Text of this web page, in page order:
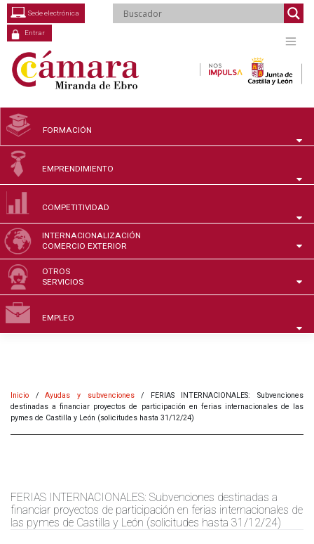
Saltar
contenido
Entrar
Sede electrónica
FORMACIÓN
EMPRENDIMIENTO
COMPETITIVIDAD
INTERNACIONALIZACIÓN
COMERCIO EXTERIOR
OTROS
SERVICIOS
EMPLEO
Inicio /Ayudas y subvenciones/ FERIAS INTERNACIONALES: Subvenciones
destinadas a financiar proyectos de participación en ferias internacionales de las
pymes de Castilla y León (solicitudes hasta 31/12/24)
FERIAS INTERNACIONALES: Subvenciones destinadas a
financiar proyectos de participación en ferias internacionales de
las pymes de Castilla y León (solicitudes hasta 31/12/24)